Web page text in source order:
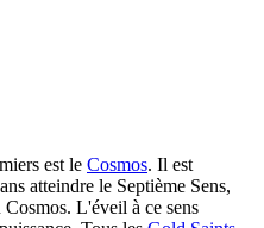
est le Cosmos. Il est
atteindre le Septième Sens,
L'éveil à ce sens